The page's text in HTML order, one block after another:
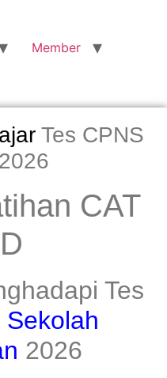
Member
Tes CPNS
CAT
Tes
Sekolah
2026